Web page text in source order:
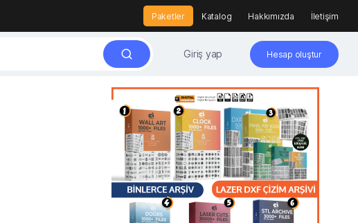
Paketler Katalog Hakkımızda İletişim
Giriş yap Hesap oluştur